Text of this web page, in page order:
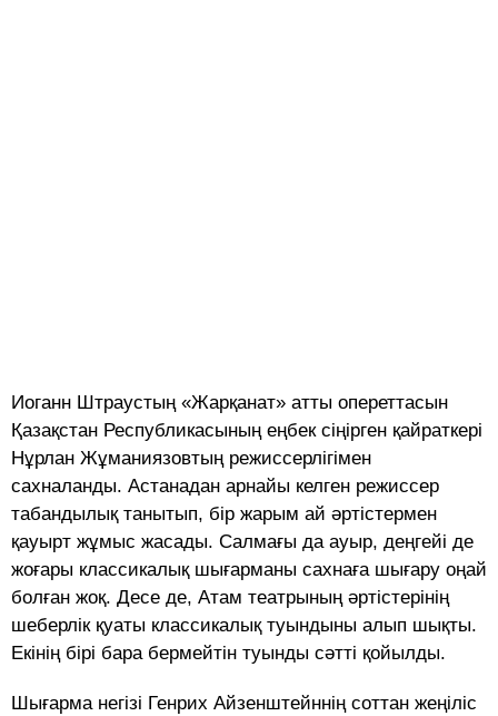
Иоганн Штраустың «Жарқанат» атты опереттасын
Қазақстан Республикасының еңбек сіңірген қайраткері
Нұрлан Жұманиязовтың режиссерлігімен
сахналанды. Астанадан арнайы келген режиссер
табандылық танытып, бір жарым ай әртістермен
қауырт жұмыс жасады. Салмағы да ауыр, деңгейі де
жоғары классикалық шығарманы сахнаға шығару оңай
болған жоқ. Десе де, Атам театрының әртістерінің
шеберлік қуаты классикалық туындыны алып шықты.
Екінің бірі бара бермейтін туынды сәтті қойылды.
Шығарма негізі Генрих Айзенштейннің соттан жеңіліс